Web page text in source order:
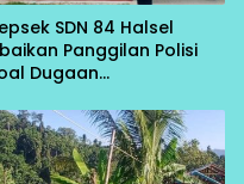
SDN 84 Halsel
Panggilan Polisi
Dugaan